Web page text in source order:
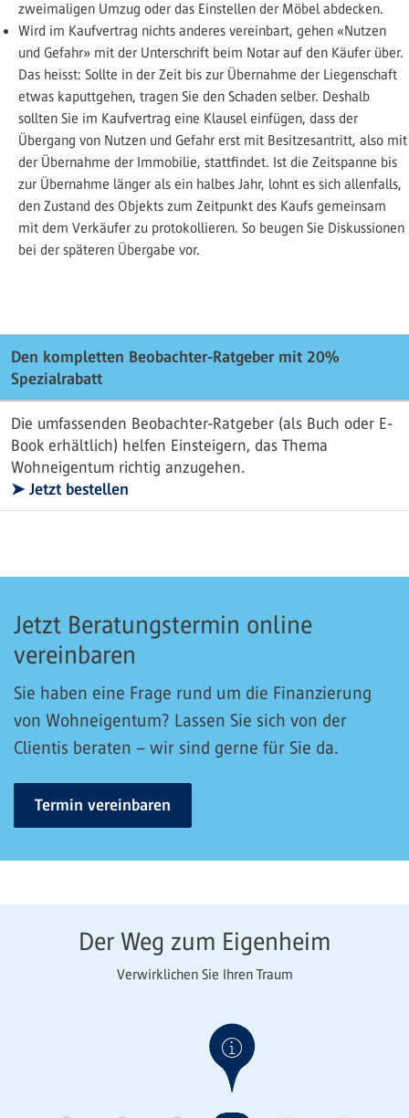
zweimaligen Umzug oder das Einstellen der Möbel abdecken.
Wird im Kaufvertrag nichts anderes vereinbart, gehen «Nutzen
und Gefahr» mit der Unterschrift beim Notar auf den Käufer über.
Das heisst: Sollte in der Zeit bis zur Übernahme der Liegenschaft
etwas kaputtgehen, tragen Sie den Schaden selber. Deshalb
sollten Sie im Kaufvertrag eine Klausel einfügen, dass der
Übergang von Nutzen und Gefahr erst mit Besitzesantritt, also mit
der Übernahme der Immobilie, stattfindet. Ist die Zeitspanne bis
zur Übernahme länger als ein halbes Jahr, lohnt es sich allenfalls,
den Zustand des Objekts zum Zeitpunkt des Kaufs gemeinsam
mit dem Verkäufer zu protokollieren. So beugen Sie Diskussionen
bei der späteren Übergabe vor.
Den kompletten Beobachter-Ratgeber mit 20%
Spezialrabatt
Die umfassenden Beobachter-Ratgeber (als Buch oder E-
Book erhältlich) helfen Einsteigern, das Thema
Wohneigentum richtig anzugehen.
➤ Jetzt bestellen
Jetzt Beratungstermin online
vereinbaren
Sie haben eine Frage rund um die Finanzierung
von Wohneigentum? Lassen Sie sich von der
Clientis beraten – wir sind gerne für Sie da.
Termin vereinbaren
Der Weg zum Eigenheim
Verwirklichen Sie Ihren Traum